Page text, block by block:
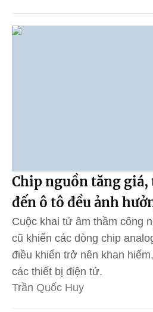
Chip nguồn tăng
đến ô tô đều ảnh
Cuộc khai tử âm thầm công
cũ khiến các dòng chip
điều khiển trở nên khan
các thiết bị điện tử.
Trần Quốc Huy